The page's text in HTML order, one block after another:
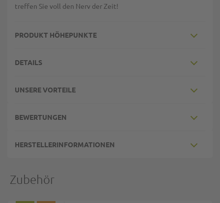
treffen Sie voll den Nerv der Zeit!
PRODUKT HÖHEPUNKTE
DETAILS
UNSERE VORTEILE
BEWERTUNGEN
HERSTELLERINFORMATIONEN
Zubehör